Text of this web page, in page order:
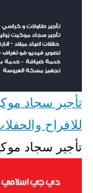
للافراح
تأجير سجاد